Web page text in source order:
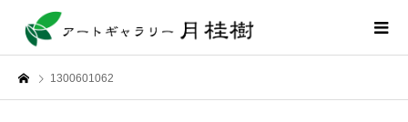
1300601062